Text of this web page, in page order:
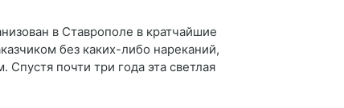
в Ставрополе в кратчайшие
без каких-либо нареканий,
почти три года эта светлая